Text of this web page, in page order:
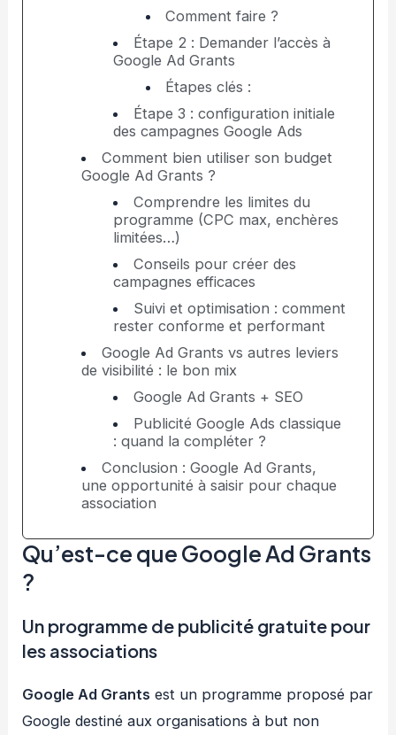
Comment faire ?
Étape 2 : Demander l’accès à
Google Ad Grants
Étapes clés :
Étape 3 : configuration initiale
des campagnes Google Ads
Comment bien utiliser son budget
Google Ad Grants ?
Comprendre les limites du
programme (CPC max, enchères
limitées…)
Conseils pour créer des
campagnes efficaces
Suivi et optimisation : comment
rester conforme et performant
Google Ad Grants vs autres leviers
de visibilité : le bon mix
Google Ad Grants + SEO
Publicité Google Ads classique
: quand la compléter ?
Conclusion : Google Ad Grants,
une opportunité à saisir pour chaque
association
Qu’est-ce que Google Ad Grants
?
Un programme de publicité gratuite pour
les associations
Google Ad Grants est un programme proposé par
Google destiné aux organisations à but non